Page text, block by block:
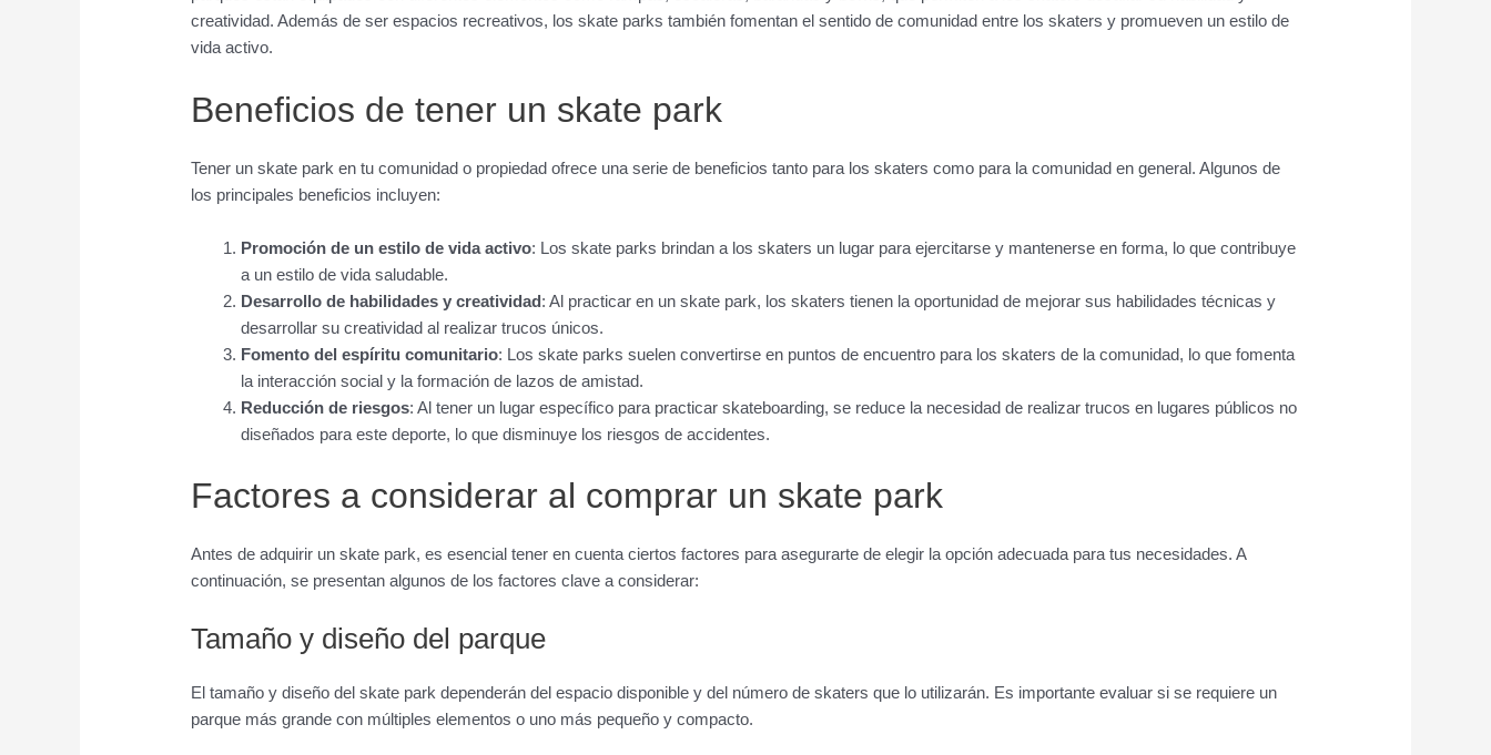
creatividad. Además de ser espacios recreativos, los skate parks también fomentan el sentido de comunidad entre los skaters y promueven un estilo de
vida activo.
Beneficios de tener un skate park
Tener un skate park en tu comunidad o propiedad ofrece una serie de beneficios tanto para los skaters como para la comunidad en general. Algunos de
los principales beneficios incluyen:
Promoción de un estilo de vida activo: Los skate parks brindan a los skaters un lugar para ejercitarse y mantenerse en forma, lo que contribuye
a un estilo de vida saludable.
Desarrollo de habilidades y creatividad: Al practicar en un skate park, los skaters tienen la oportunidad de mejorar sus habilidades técnicas y
desarrollar su creatividad al realizar trucos únicos.
Fomento del espíritu comunitario: Los skate parks suelen convertirse en puntos de encuentro para los skaters de la comunidad, lo que fomenta
la interacción social y la formación de lazos de amistad.
Reducción de riesgos: Al tener un lugar específico para practicar skateboarding, se reduce la necesidad de realizar trucos en lugares públicos no
diseñados para este deporte, lo que disminuye los riesgos de accidentes.
Factores a considerar al comprar un skate park
Antes de adquirir un skate park, es esencial tener en cuenta ciertos factores para asegurarte de elegir la opción adecuada para tus necesidades. A
continuación, se presentan algunos de los factores clave a considerar:
Tamaño y diseño del parque
El tamaño y diseño del skate park dependerán del espacio disponible y del número de skaters que lo utilizarán. Es importante evaluar si se requiere un
parque más grande con múltiples elementos o uno más pequeño y compacto.